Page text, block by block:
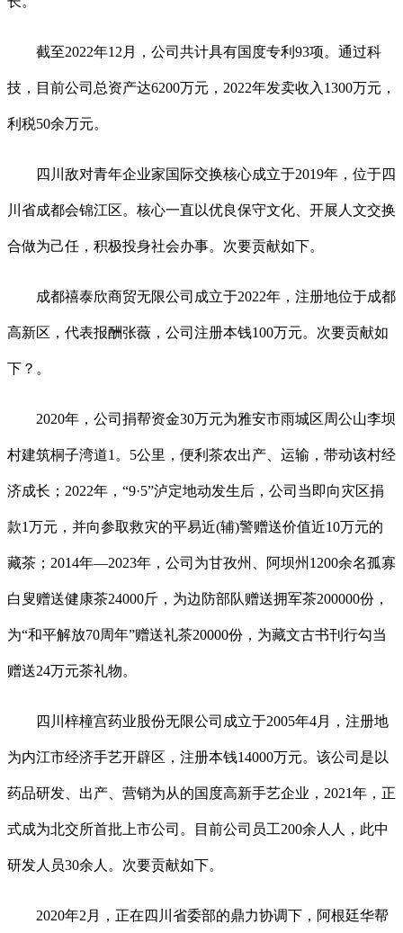
截至2022年12月，公司共计具有国度专利93项。通过科
技，目前公司总资产达6200万元，2022年发卖收入1300万元，
利税50余万元。
四川敌对青年企业家国际交换核心成立于2019年，位于四
川省成都会锦江区。核心一直以优良保守文化、开展人文交换
合做为己任，积极投身社会办事。次要贡献如下。
成都禧泰欣商贸无限公司成立于2022年，注册地位于成都
高新区，代表报酬张薇，公司注册本钱100万元。次要贡献如
下？。
2020年，公司捐帮资金30万元为雅安市雨城区周公山李坝
村建筑桐子湾道1。5公里，便利茶农出产、运输，带动该村经
济成长；2022年，“9·5”泸定地动发生后，公司当即向灾区捐
款1万元，并向参取救灾的平易近(辅)警赠送价值近10万元的
藏茶；2014年—2023年，公司为甘孜州、阿坝州1200余名孤寡
白叟赠送健康茶24000斤，为边防部队赠送拥军茶200000份，
为“和平解放70周年”赠送礼茶20000份，为藏文古书刊行勾当
赠送24万元茶礼物。
四川梓橦宫药业股份无限公司成立于2005年4月，注册地
为内江市经济手艺开辟区，注册本钱14000万元。该公司是以
药品研发、出产、营销为从的国度高新手艺企业，2021年，正
式成为北交所首批上市公司。目前公司员工200余人人，此中
研发人员30余人。次要贡献如下。
2020年2月，正在四川省委部的鼎力协调下，阿根廷华帮